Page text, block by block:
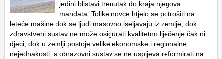
jedini blistavi trenutak do kraja njegova
mandata. Tolike novce htjelo se potrošiti na
leteće mašine dok se ljudi masovno iseljavaju iz zemlje, dok
zdravstveni sustav ne može osigurati kvalitetno liječenje čak ni
djeci, dok u zemlji postoje velike ekonomske i regionalne
nejednakosti, a obrazovni sustav se ne uspijeva reformirati na